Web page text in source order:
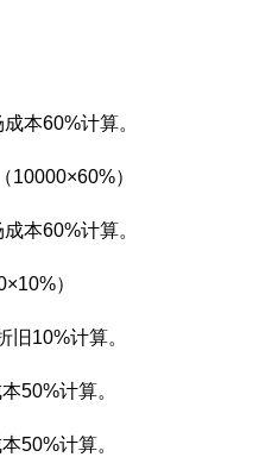
本60%计算。
）
本60%计算。
）
旧10%计算。
50%计算。
50%计算。